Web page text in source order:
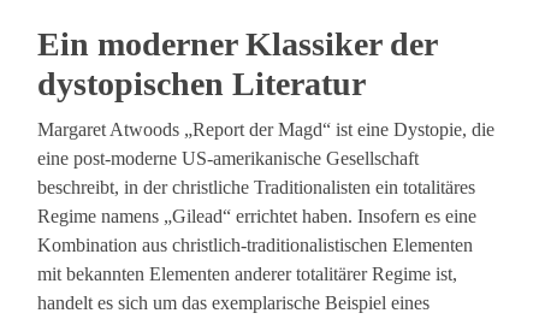
Ein moderner Klassiker der
dystopischen Literatur
Margaret Atwoods „Report der Magd“ ist eine Dystopie, die
eine post-moderne US-amerikanische Gesellschaft
beschreibt, in der christliche Traditionalisten ein totalitäres
Regime namens „Gilead“ errichtet haben. Insofern es eine
Kombination aus christlich-traditionalistischen Elementen
mit bekannten Elementen anderer totalitärer Regime ist,
handelt es sich um das exemplarische Beispiel eines